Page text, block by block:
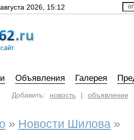
2026, 15:12
Объявления Галерея
Добавить: новость | объявление
» Новости Шилова »